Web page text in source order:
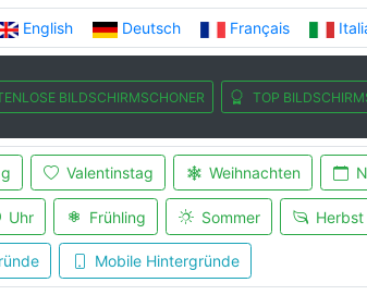
English Deutsch Français
BILDSCHIRMSCHONER TOP
Valentinstag Weihnachten
Uhr Frühling Sommer Herbst
Mobile Hintergründe